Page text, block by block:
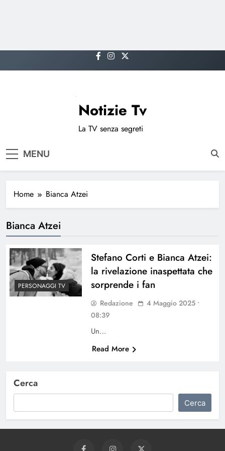
to
Notizie Tv
La TV senza segreti
MENU
Home Bianca Atzei
Bianca Atzei
PERSONAGGI TV
Stefano Corti e Bianca Atzei:
la rivelazione inaspettata che
sorprende i fan
Redazione
4 Maggio 2025 •
08:39
Un…
Read More
Cerca
Cerca